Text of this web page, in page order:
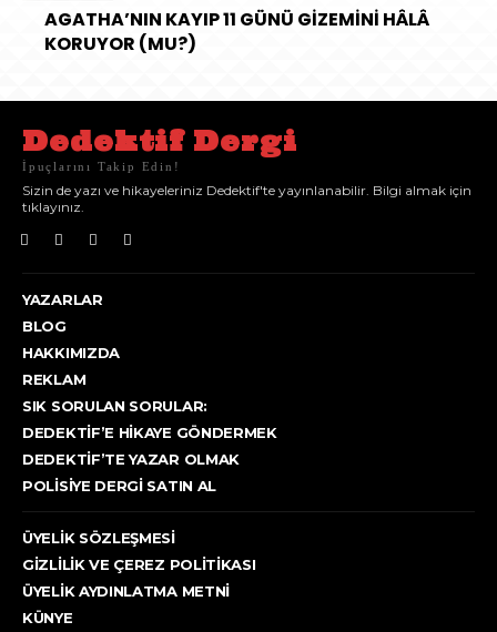
AGATHA’NIN KAYIP 11 GÜNÜ GİZEMİNİ HÂLÂ
KORUYOR (MU?)
Dedektif Dergi
İpuçlarını Takip Edin!
Sizin de yazı ve hikayeleriniz Dedektif'te yayınlanabilir. Bilgi almak için
tıklayınız.
YAZARLAR
BLOG
HAKKIMIZDA
REKLAM
SIK SORULAN SORULAR:
DEDEKTIF’E HIKAYE GÖNDERMEK
DEDEKTIF’TE YAZAR OLMAK
POLISIYE DERGI SATIN AL
ÜYELIK SÖZLEŞMESI
GIZLILIK VE ÇEREZ POLITIKASI
ÜYELIK AYDINLATMA METNI
KÜNYE